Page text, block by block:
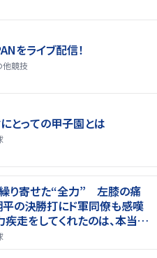
をライブ配信！
他競技
とっての甲子園とは
り寄せた“全力” 左膝の痛
の決勝打にド軍同僚も感嘆
疾走をしてくれたのは、本当に